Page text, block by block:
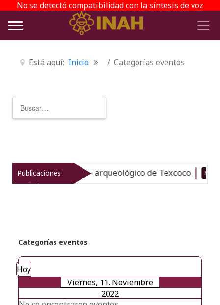
No se detectó compatibilidad con la síntesis de voz
Está aquí: Inicio Categorías eventos
Publicaciones
recientes
el patrimonio arqueológico de Texcoco Nuevo
Categorías eventos
Hoy
Viernes, 11. Noviembre
2022